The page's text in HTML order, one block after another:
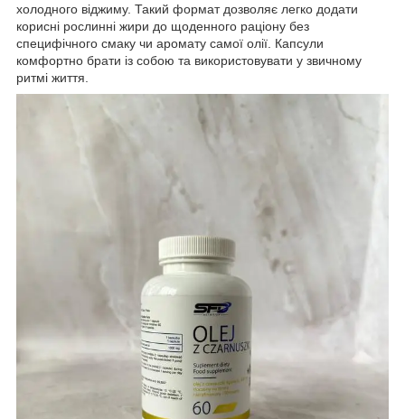
холодного віджиму. Такий формат дозволяє легко додати
корисні рослинні жири до щоденного раціону без
специфічного смаку чи аромату самої олії. Капсули
комфортно брати із собою та використовувати у звичному
ритмі життя.